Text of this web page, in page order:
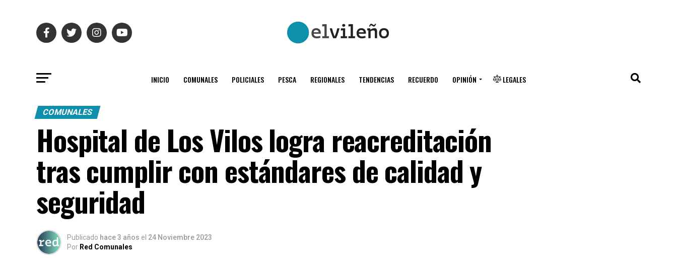
INICIO COMUNALES POLICIALES PESCA REGIONALES TENDENCIAS RECUERDO OPINIÓN LEGALES
COMUNALES
Hospital de Los Vilos logra reacreditación
tras cumplir con estándares de calidad y
seguridad
Publicado hace 3 años el 24 Noviembre 2023
Por Red Comunales